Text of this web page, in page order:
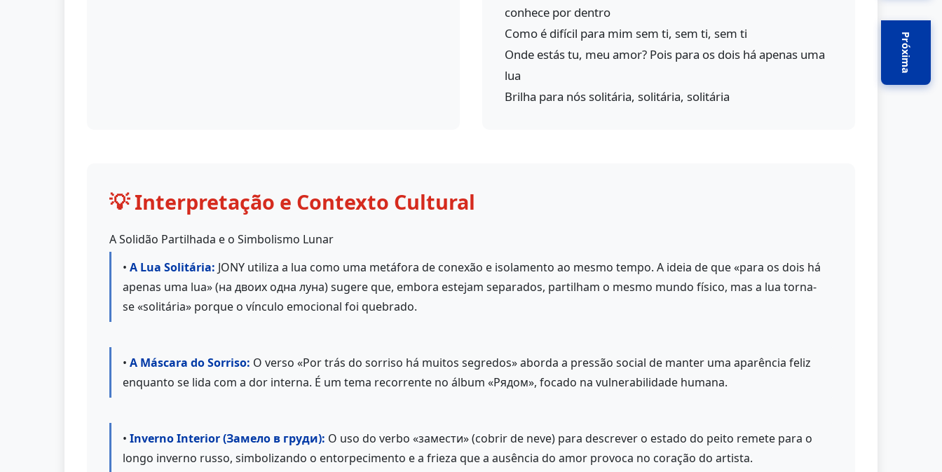
Próxima
conhece por dentro
Como é difícil para mim sem ti, sem ti, sem ti
Onde estás tu, meu amor? Pois para os dois há apenas uma
lua
Brilha para nós solitária, solitária, solitária
💡 Interpretação e Contexto Cultural
A Solidão Partilhada e o Simbolismo Lunar
• A Lua Solitária: JONY utiliza a lua como uma metáfora de conexão e isolamento ao mesmo tempo. A ideia de que «para os dois há
apenas uma lua» (на двоих одна луна) sugere que, embora estejam separados, partilham o mesmo mundo físico, mas a lua torna-
se «solitária» porque o vínculo emocional foi quebrado.
• A Máscara do Sorriso: O verso «Por trás do sorriso há muitos segredos» aborda a pressão social de manter uma aparência feliz
enquanto se lida com a dor interna. É um tema recorrente no álbum «Рядом», focado na vulnerabilidade humana.
• Inverno Interior (Замело в груди): O uso do verbo «замести» (cobrir de neve) para descrever o estado do peito remete para o
longo inverno russo, simbolizando o entorpecimento e a frieza que a ausência do amor provoca no coração do artista.